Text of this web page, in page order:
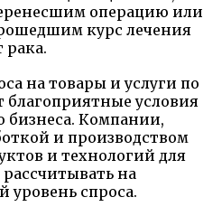
операцию или
курс лечения
рака.
на товары и услуги по
благоприятные условия
бизнеса. Компании,
и производством
и технологий для
на
уровень спроса.